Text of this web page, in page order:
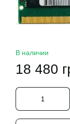
В наличии
18 480